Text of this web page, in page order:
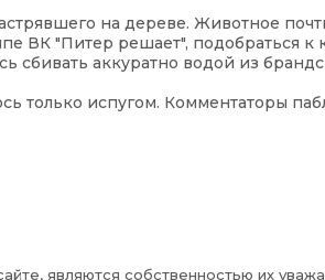
на дереве. Животное
ВК "Питер решает", подобраться к
сбивать аккуратно водой из
только испугом. Комментаторы
являются собственностью их